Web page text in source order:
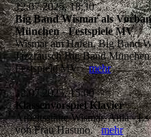
12.07.2025, 18:30
Big Band Wismar als
München - Festspiele MV
Wismar am Hafen, Big Band
Jazzrausch Big Band
Festspiele MVmehr
12.07.2025, 15:00
Klassenvorspiel Klavier
Arbeitsstätte Wismar, Aula -
von Frau Hasuno.mehr